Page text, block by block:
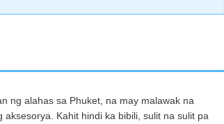
ng alahas sa Phuket, na may malawak na
Kahit hindi ka bibili, sulit na sulit pa